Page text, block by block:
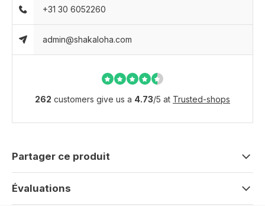
+31 30 6052260
admin@shakaloha.com
262 customers give us a 4.73/5 at Trusted-shops
Partager ce produit
Évaluations